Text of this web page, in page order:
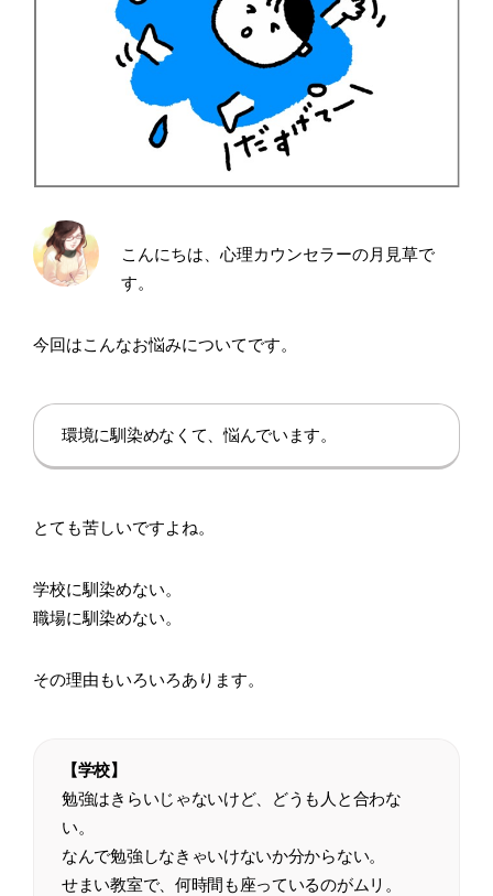
こんにちは、心理カウンセラーの月見草で
す。
今回はこんなお悩みについてです。
環境に馴染めなくて、悩んでいます。
とても苦しいですよね。
学校に馴染めない。
職場に馴染めない。
その理由もいろいろあります。
【学校】
勉強はきらいじゃないけど、どうも人と合わな
い。
なんで勉強しなきゃいけないか分からない。
せまい教室で、何時間も座っているのがムリ。